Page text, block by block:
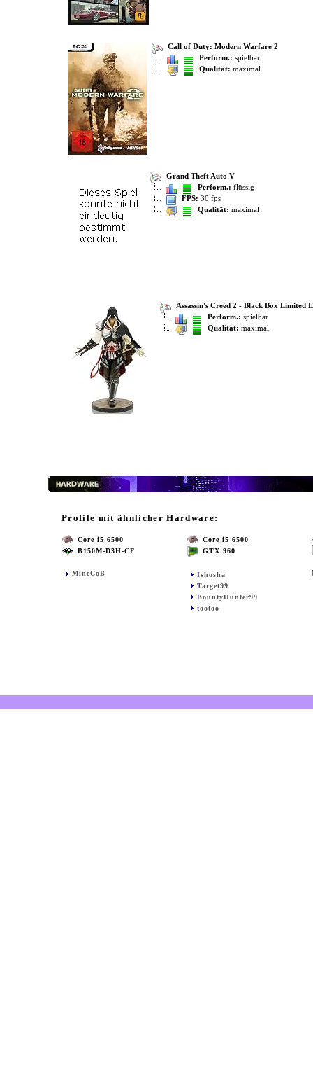
Call of Duty: Modern Warfare 2
Perform.: spielbar
Qualität: maximal
Grand Theft Auto V
Perform.: flüssig
FPS: 30 fps
Qualität: maximal
Assassin's Creed 2 - Black Box Limited
Perform.: spielbar
Qualität: maximal
Profile mit ähnlicher Hardware:
Core i5 6500
B150M-D3H-CF
MineCoB
Core i5 6500
GTX 960
Ishosha
Target99
BountyHunter99
tootoo